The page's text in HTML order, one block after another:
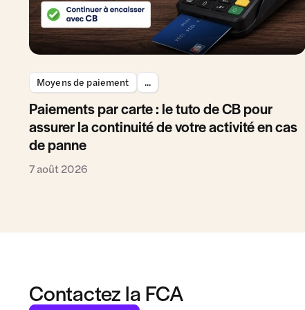
Moyens de paiement ...
Paiements par carte : le tuto de CB pour
assurer la continuité de votre activité en cas
de panne
7 août 2026
Contactez la FCA